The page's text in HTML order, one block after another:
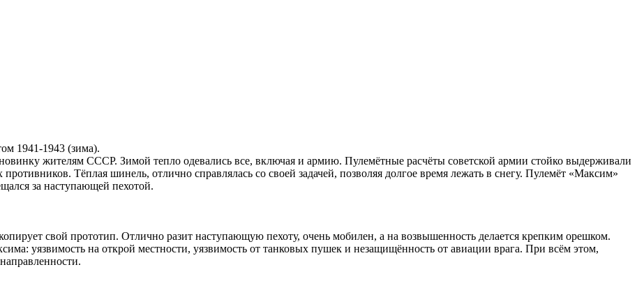
1941-1943 (зима).
жителям СССР. Зимой тепло одевались все, включая и армию. Пулемётные расчёты советской армии стойко выдерживали
Тёплая шинель, отлично справлялась со своей задачей, позволяя долгое время лежать в снегу. Пулемёт «Максим»
за наступающей пехотой.
свой прототип. Отлично разит наступающую пехоту, очень мобилен, а на возвышенность делается крепким орешком.
уязвимость на открой местности, уязвимость от танковых пушек и незащищённость от авиации врага. При всём этом,